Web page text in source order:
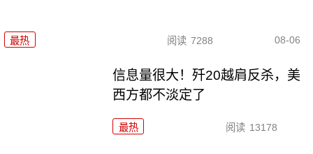
最热 阅读 7288 08-06
信息量很大！歼20越肩反杀，美
西方都不淡定了
最热 阅读 13178